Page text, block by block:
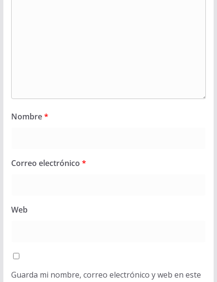
Nombre*
Correo electrónico *
Web
Guarda mi nombre, correo electrónico y web en este